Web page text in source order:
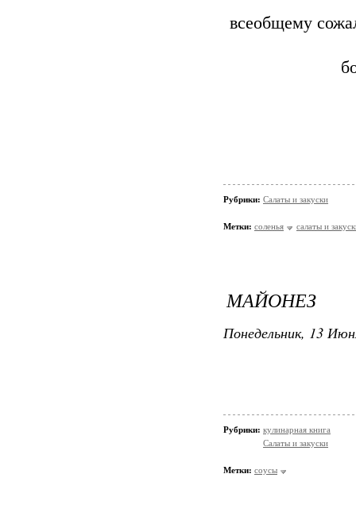
всеобщему
Рубрики: Салаты и закуски
Метки: соленья салаты и
МАЙОНЕЗ
Понедельник, 13
Рубрики: кулинарная книга
Салаты и закуски
Метки: соусы